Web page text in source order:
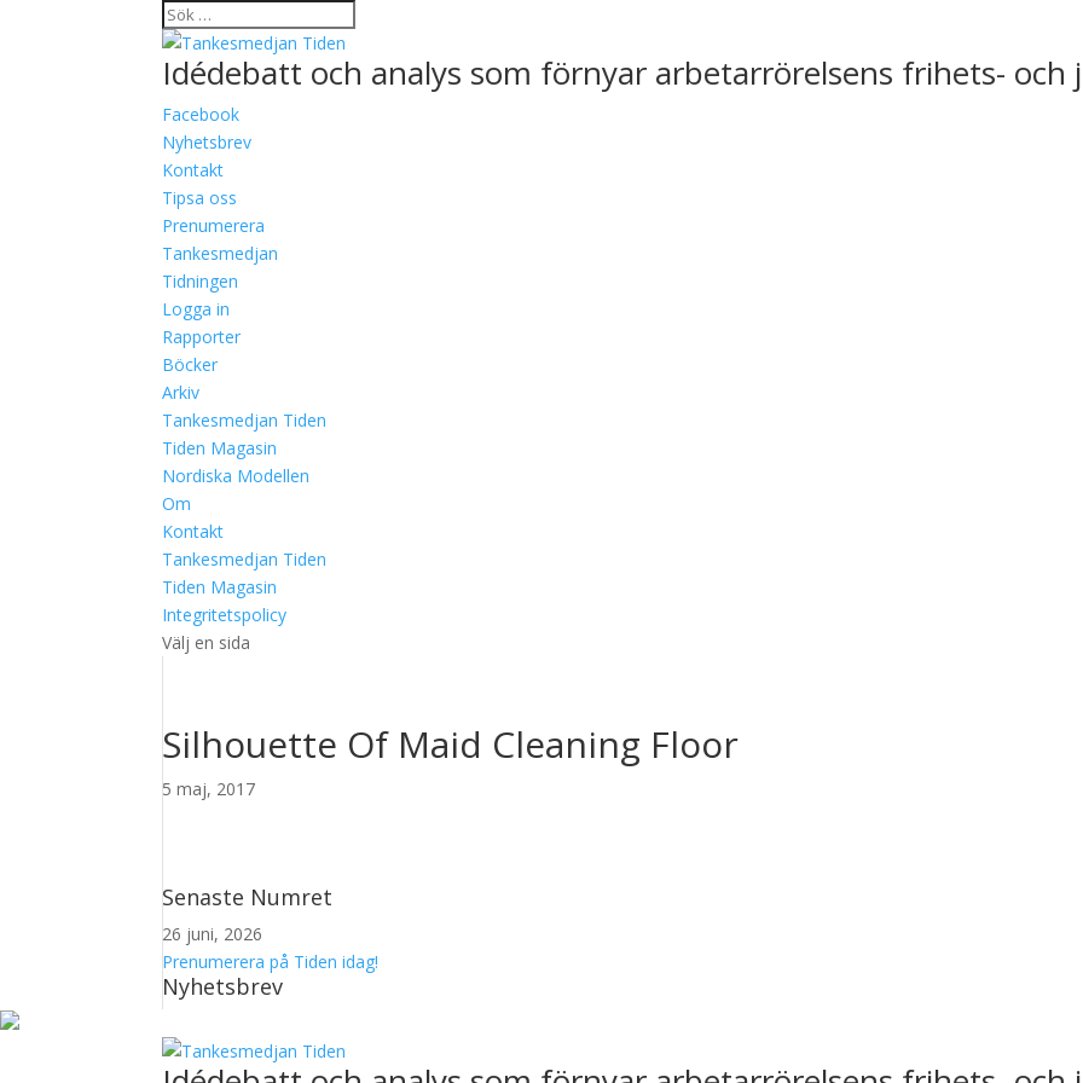
Idédebatt och analys som förnyar arbetarrörelsens frihets- och
Facebook
Nyhetsbrev
Kontakt
Tipsa oss
Prenumerera
Tankesmedjan
Tidningen
Logga in
Rapporter
Böcker
Arkiv
Tankesmedjan Tiden
Tiden Magasin
Nordiska Modellen
Om
Kontakt
Tankesmedjan Tiden
Tiden Magasin
Integritetspolicy
Välj en sida
Silhouette Of Maid Cleaning Floor
5 maj, 2017
Senaste Numret
26 juni, 2026
Prenumerera på Tiden idag!
Nyhetsbrev